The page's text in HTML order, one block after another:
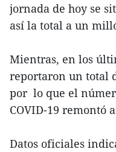
jornada de hoy se
así la total a un
Mientras, en los
reportaron un total
por lo que el
COVID-19 remontó
Datos oficiales